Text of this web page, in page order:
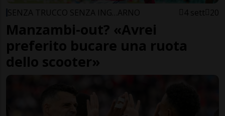
SENZA TRUCCO SENZA ING…ARNO 4 sett 20
Manzambi-out? «Avrei
preferito bucare una ruota
dello scooter»